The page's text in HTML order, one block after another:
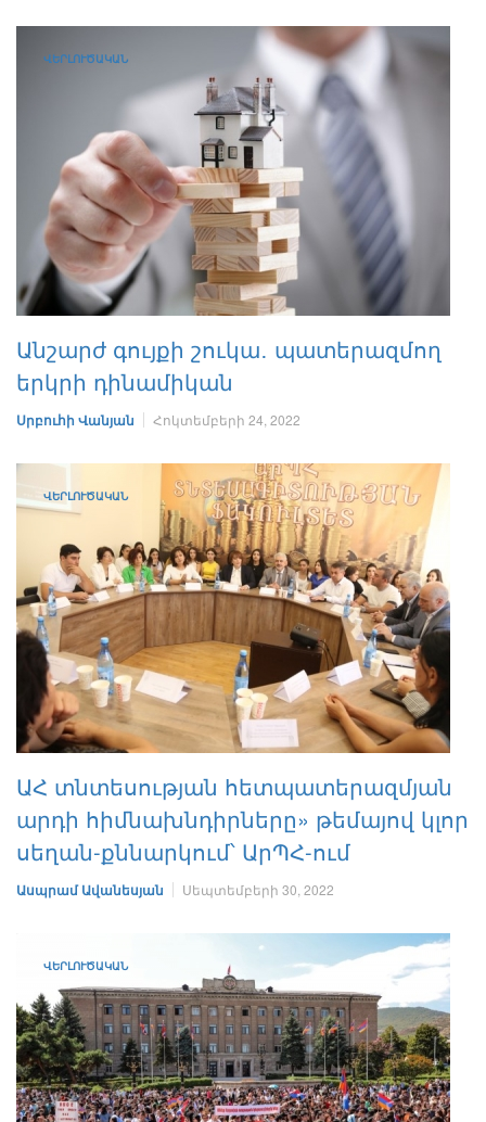
ՎԵՐԼՈՒԾԱԿԱՆ
Անշարժ գույքի շուկա․ պատերազմող
երկրի դինամիկան
Սրբուհի Վանյան Հոկտեմբերի 24, 2022
ՎԵՐԼՈՒԾԱԿԱՆ
ԱՀ տնտեսության հետպատերազմյան
արդի հիմնախնդիրները» թեմայով կլոր
սեղան-քննարկում՝ ԱրՊՀ-ում
Ասպրամ Ավանեսյան Սեպտեմբերի 30, 2022
ՎԵՐԼՈՒԾԱԿԱՆ